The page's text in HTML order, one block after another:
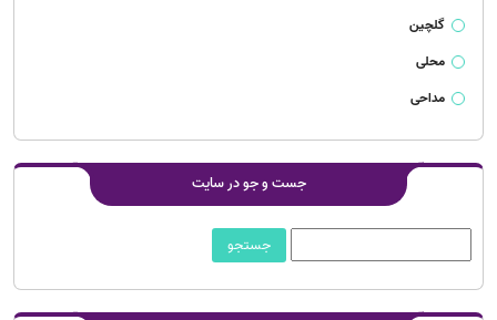
گلچین
محلی
مداحی
جست و جو در سایت